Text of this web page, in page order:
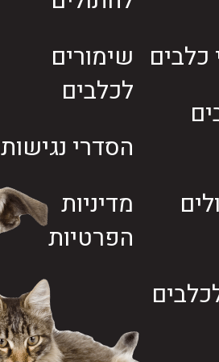
כלבים שימורים
לכלבים
הסדרי נגישות
מדיניות
הפרטיות